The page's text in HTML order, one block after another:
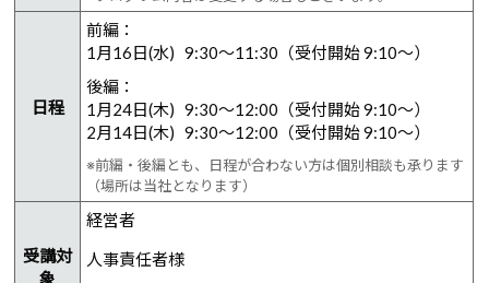
日程
前編：
1月16日(水) 9:30～11:30（受付開始 9:10～）
後編：
1月24日(木) 9:30～12:00（受付開始 9:10～）
2月14日(木) 9:30～12:00（受付開始 9:10～）
※前編・後編とも、日程が合わない方は個別相談も承ります
（場所は当社となります）
受講対
象
経営者
人事責任者様